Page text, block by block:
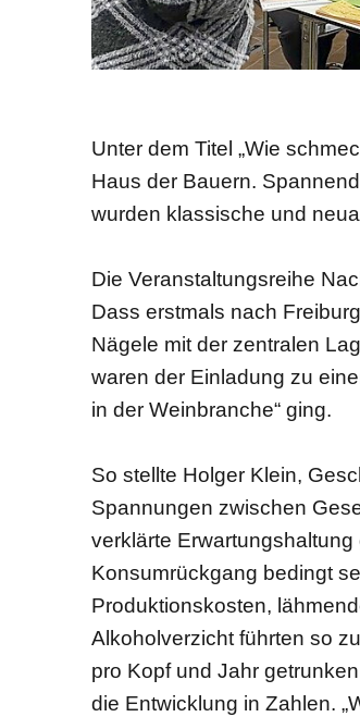
Unter dem Titel „Wie
Haus der Bauern.
wurden klassische und
Die Veranstaltungsreihe
Dass erstmals nach
Nägele mit der zentralen
waren der Einladung zu
in der Weinbranche“ ging.
So stellte Holger Klein,
Spannungen zwischen
verklärte
Konsumrückgang bedingt
Produktionskosten,
Alkoholverzicht führten so
pro Kopf und Jahr
die Entwicklung in Zahlen.